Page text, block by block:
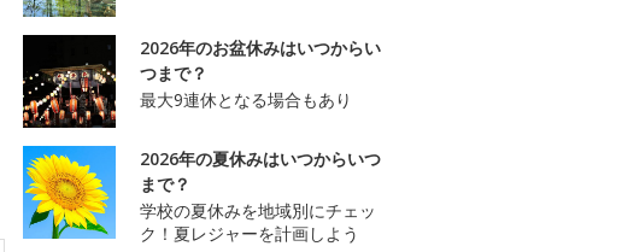
2026年のお盆休みはいつからい
つまで？
最大9連休となる場合もあり
2026年の夏休みはいつからいつ
まで？
学校の夏休みを地域別にチェッ
ク！夏レジャーを計画しよう